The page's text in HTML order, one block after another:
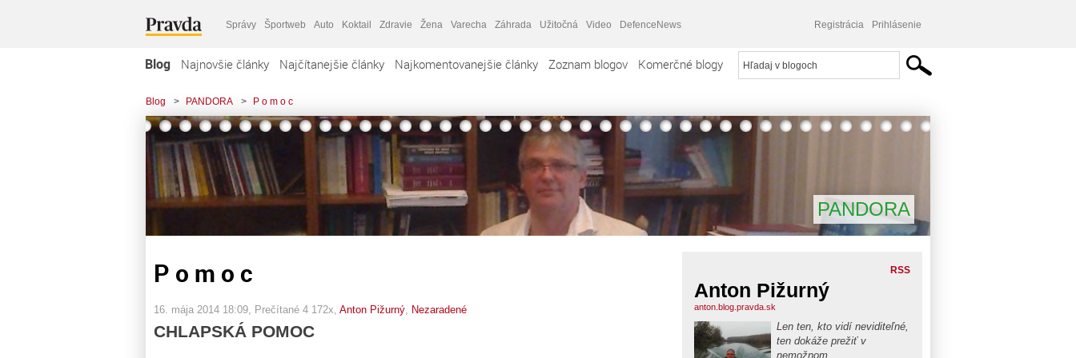
Správy Športweb Auto Koktail Zdravie Žena Varecha Záhrada Užitočná Video DefenceNews Registrácia Prihlásenie
Blog Najnovšie články Najčítanejšie články Najkomentovanejšie články Zoznam blogov Komerčné blogy
Blog > PANDORA > P o m o c
PANDORA
P o m o c
16. mája 2014 18:09 , Prečítané 4 172x, Anton Pižurný Nezaradené
CHLAPSKÁ POMOC
RSS
Anton Pižurný
anton.blog.pravda.sk
Len ten, kto vidí neviditeľné,
ten dokáže prežiť v
nemožnom...